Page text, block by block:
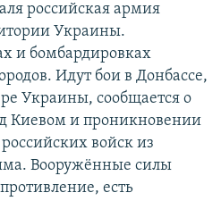
российская армия
Украины.
и бомбардировках
Идут бои в Донбассе,
Украины, сообщается о
Киевом и проникновении
войск из
Вооружённые силы
есть